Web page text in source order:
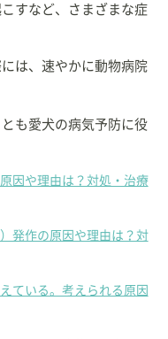
すなど、さまざまな症
は、速やかに動物病院
も愛犬の病気予防に役
因や理由は？対処・治療
発作の原因や理由は？対
ている。考えられる原因